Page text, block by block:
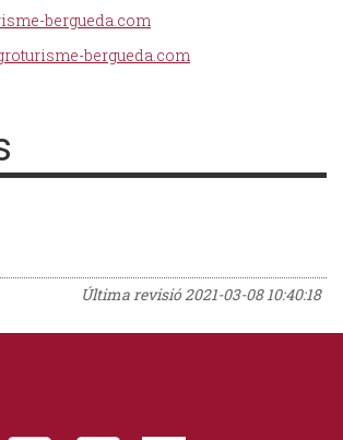
bergueda.com
bergueda.com
Última revisió2021-03-08 10:40:18